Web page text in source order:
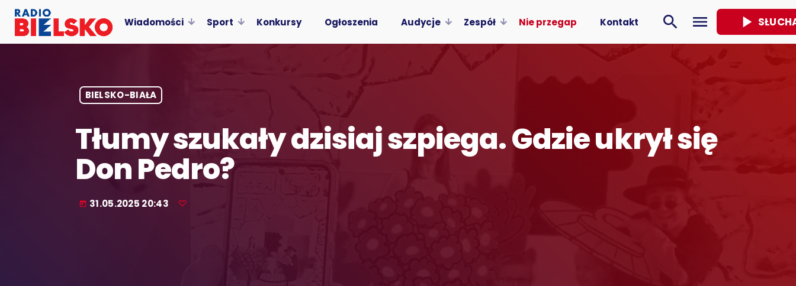
Wiadomości Sport Konkursy Ogłoszenia Audycje Zespół Nie przegap Kontakt search menu play_arrow
BIELSKO-BIAŁA
Tłumy szukały dzisiaj szpiega. Gdzie ukrył się
Don Pedro?
today 31.05.2025 20:43